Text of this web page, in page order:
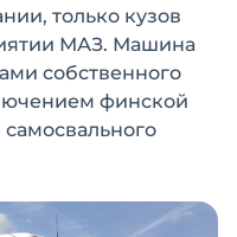
только кузов
МАЗ. Машина
собственного
финской